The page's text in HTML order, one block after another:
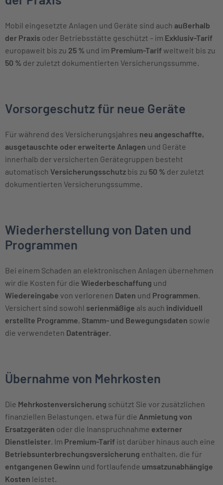
Mobil eingesetzte Anlagen und Geräte sind auch außerhalb
der Praxis oder Betriebsstätte geschützt – im Exklusiv-Tarif
europaweit bis zu 25 % und im Premium-Tarifweltweit bis zu
50 % der zuletzt dokumentierten Versicherungssumme.
Vorsorgeschutz für neue Geräte
Für während des Versicherungsjahres neu angeschaffte,
ausgetauschte oder erweiterte Anlagen und Geräte
innerhalb der versicherten Gerätegruppen besteht
automatisch Versicherungsschutz bis zu 50 % der zuletzt
dokumentierten Versicherungssumme.
Wiederherstellung von Daten und
Programmen
Bei einem Schaden an elektronischen Anlagen übernehmen
wir die Kosten für die Wiederbeschaffung und
Wiedereingabe von verlorenen Daten und Programmen.
Versichert sind sowohl serienmäßige als auch individuell
erstellte Programme, Stamm- und Bewegungsdaten sowie
die verwendeten Datenträger.
Übernahme von Mehrkosten
Die Mehrkostenversicherung schützt Sie vor zusätzlichen
finanziellen Belastungen, etwa für die Anmietung von
Ersatzgeräten oder die Inanspruchnahme externer
Dienstleister. Im Premium-Tarif ist darüber hinaus auch eine
Betriebsunterbrechungsversicherung enthalten, die für
entgangenen Gewinn und fortlaufende umsatzunabhängige
Kosten leistet.